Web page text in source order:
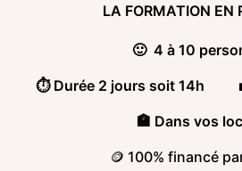
LA FORMATION EN
🙂 4 à 10
⏱️ Durée 2 jours soit 14h
🏣 Dans vos
🪙 100% financé